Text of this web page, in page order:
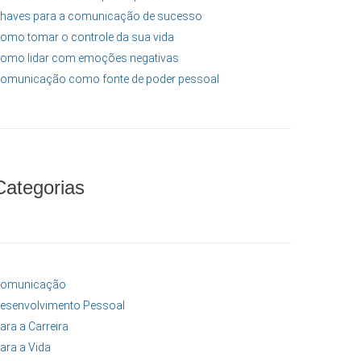
para a comunicação de sucesso
tomar o controle da sua vida
lidar com emoções negativas
como fonte de poder pessoal
Pessoal
a Carreira
a Vida